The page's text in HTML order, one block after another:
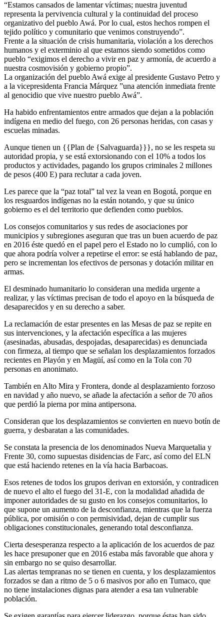
“Estamos cansados de lamentar víctimas; nuestra juventud
representa la pervivencia cultural y la continuidad del proceso
organizativo del pueblo Awá. Por lo cual, estos hechos rompen el
tejido político y comunitario que venimos construyendo”.
Frente a la situación de crisis humanitaria, violación a los derechos
humanos y el exterminio al que estamos siendo sometidos como
pueblo “exigimos el derecho a vivir en paz y armonía, de acuerdo a
nuestra cosmovisión y gobierno propio”.
La organización del pueblo Awá exige al presidente Gustavo Petro y
a la vicepresidenta Francia Márquez ”una atención inmediata frente
al genocidio que vive nuestro pueblo Awá”.
Ha habido enfrentamientos entre armados que dejan a la población
indígena en medio del fuego, con 26 personas heridas, con casas y
escuelas minadas.
Aunque tienen un {{Plan de {Salvaguarda}}}, no se les respeta su
autoridad propia, y se está extorsionando con el 10% a todos los
productos y actividades, pagando los grupos criminales 2 millones
de pesos (400 E) para reclutar a cada joven.
Les parece que la “paz total” tal vez la vean en Bogotá, porque en
los resguardos indígenas no la están notando, y que su único
gobierno es el del territorio que defienden como pueblos.
Los consejos comunitarios y sus redes de asociaciones por
municipios y subregiones aseguran que tras un buen acuerdo de paz
en 2016 éste quedó en el papel pero el Estado no lo cumplió, con lo
que ahora podría volver a repetirse el error: se está hablando de paz,
pero se incrementan los efectivos de personas y dotación militar en
armas.
El desminado humanitario lo consideran una medida urgente a
realizar, y las víctimas precisan de todo el apoyo en la búsqueda de
desaparecidos y en su derecho a saber.
La reclamación de estar presentes en las Mesas de paz se repite en
sus intervenciones, y la afectación específica a las mujeres
(asesinadas, abusadas, despojadas, desaparecidas) es denunciada
con firmeza, al tiempo que se señalan los desplazamientos forzados
recientes en Playón y en Magüí, así como en la Tola con 70
personas en anonimato.
También en Alto Mira y Frontera, donde al desplazamiento forzoso
en navidad y año nuevo, se añade la afectación a señor de 70 años
que perdió la pierna por mina antipersona.
Consideran que los desplazamientos se convierten en nuevo botín de
guerra, y desbaratan a las comunidades.
Se constata la presencia de los denominados Nueva Marquetalia y
Frente 30, como supuestas disidencias de Farc, así como del ELN
que está haciendo retenes en la vía hacia Barbacoas.
Esos retenes de todos los grupos derivan en extorsión, y contradicen
de nuevo el alto el fuego del 31-E, con la modalidad añadida de
imponer autoridades de su gusto en los consejos comunitarios, lo
que supone un aumento de la desconfianza, mientras que la fuerza
pública, por omisión o con permisividad, dejan de cumplir sus
obligaciones constitucionales, generando total desconfianza.
Cierta desesperanza respecto a la aplicación de los acuerdos de paz
les hace presuponer que en 2016 estaba más favorable que ahora y
sin embargo no se quiso desarrollar.
Las alertas tempranas no se tienen en cuenta, y los desplazamientos
forzados se dan a ritmo de 5 o 6 masivos por año en Tumaco, que
no tiene instalaciones dignas para atender a esa tan vulnerable
población.